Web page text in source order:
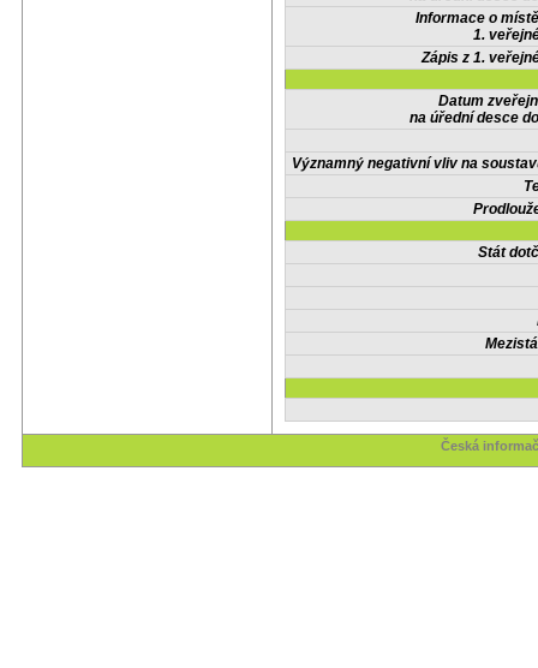
Informace o
1.
Zápis z 1.
Datum
na úřední desce
Významný negativní vliv na
Stát
Česká